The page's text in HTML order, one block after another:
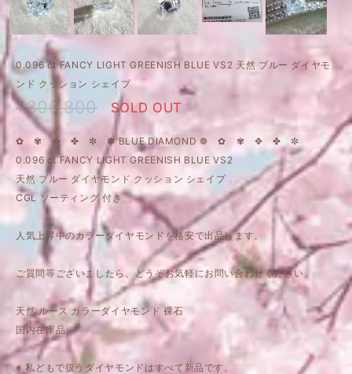
0.096 ct FANCY LIGHT GREENISH BLUE VS2 天然 ブルー ダイヤモ
ンド クッション シェイプ
¥306,800 SOLD OUT
✿ ✾ ✥ ✤ ✼ ✽ BLUE DIAMOND ❁ ✿ ✾ ✥ ✤ ✼
0.096 ct FANCY LIGHT GREENISH BLUE VS2
天然 ブルー ダイヤモンド クッション シェイプ
CGL ソーティング 付き
人気上昇中のカラーダイヤモンドを格安で出品します。
ご質問等ございましたら、どうぞお気軽にお問い合わせください。
天然 ルース カラーダイヤモンド 裸石
国内在庫品
※ 私どもで扱うダイヤモンドはすべて新品です。